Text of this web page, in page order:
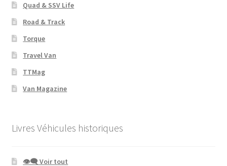
Quad & SSV Life
Road & Track
Torque
Travel Van
TTMag
Van Magazine
Livres Véhicules historiques
👁‍🗨 Voir tout